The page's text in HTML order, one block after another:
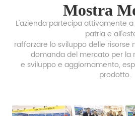
Mostra
L'azienda partecipa attivamente
patria e
rafforzare lo sviluppo delle risorse
domanda del mercato per la
e sviluppo e aggiornamento,
prodotto.